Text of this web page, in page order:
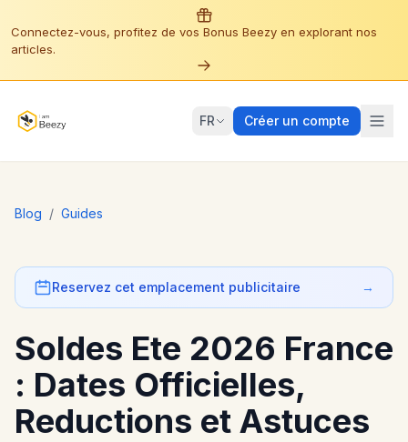
Connectez-vous, profitez de vos Bonus Beezy en explorant nos
articles.
FR Créer un compte
Blog / Guides
Reservez cet emplacement publicitaire →
Soldes Ete 2026 France
: Dates Officielles,
Reductions et Astuces